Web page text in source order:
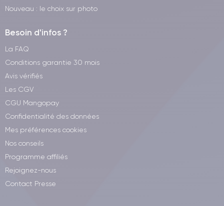
Nouveau : le choix sur photo
Besoin d'infos ?
La FAQ
Conditions garantie 30 mois
Avis vérifiés
Les CGV
CGU Mangopay
Confidentialité des données
Mes préférences cookies
Nos conseils
Programme affiliés
Rejoignez-nous
Contact Presse